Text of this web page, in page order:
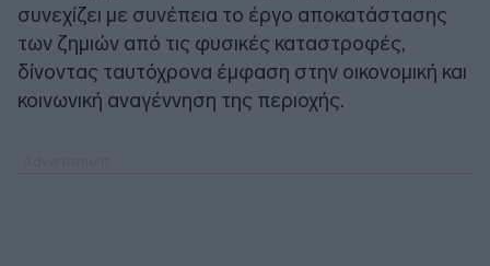
συνεχίζει με συνέπεια το έργο αποκατάστασης
των ζημιών από τις φυσικές καταστροφές,
δίνοντας ταυτόχρονα έμφαση στην οικονομική και
κοινωνική αναγέννηση της περιοχής.